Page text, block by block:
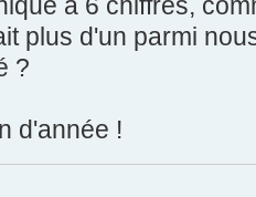
plus d'un parmi
?
d'année !